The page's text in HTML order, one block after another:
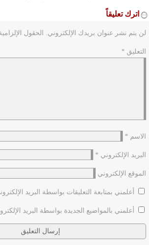
اترك تعليقاً
لن يتم نشر عنوان بريدك الإلكتروني. الحقول
التعليق *
الاسم *
البريد الإلكتروني *
الموقع الإلكتروني
أعلمني بمتابعة التعليقات بواسطة البريد
أعلمني بالمواضيع الجديدة بواسطة البريد